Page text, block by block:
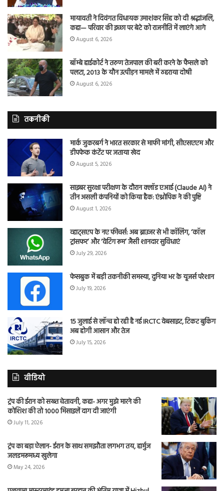
मायावती ने दिवंगत विधायक उमाशंकर सिंह को दी श्रद्धांजलि,
कहा— परिवार की इच्छा पर बेटे को राजनीति में लाएंगे आगे
August 6, 2026
बॉम्बे हाईकोर्ट ने तरुण तेजपाल की बरी करने के फैसले को
पलटा, 2013 के यौन उत्पीड़न मामले में ठहराया दोषी
August 6, 2026
तकनीकी
मार्क जुकरबर्ग ने भारत सरकार से माफी मांगी, सीएसएएम और
डीपफेक कंटेंट पर जताया खेद
August 5, 2026
साइबर सुरक्षा परीक्षण के दौरान क्लॉड एआई (Claude AI) ने
तीन असली कंपनियों को किया हैक: एंथ्रोपिक ने की पुष्टि
August 1, 2026
व्हाट्सएप के नए फीचर्स: अब ब्राउजर से भी कॉलिंग, ‘कॉल
ट्रांसफर’ और ‘वेटिंग रूम’ जैसी शानदार सुविधाएं
July 29, 2026
फेसबुक में बड़ी तकनीकी समस्या, दुनिया भर के यूजर्स परेशान
July 19, 2026
15 जुलाई से लॉन्च हो रही है नई IRCTC वेबसाइट, टिकट बुकिंग
अब होगी आसान और तेज
July 15, 2026
वीडियो
ट्रंप की ईरान को सख्त चेतावनी, कहा- अगर मुझे मारने की
कोशिश की तो 1000 मिसाइलें दाग दी जाएंगी
July 11, 2026
ट्रंप का बड़ा ऐलान- ईरान के साथ समझौता लगभग तय, हार्मुज
जलडमरूमध्य खुलेगा
May 24, 2026